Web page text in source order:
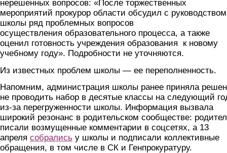
нерешенных вопросов: «После торжественных
мероприятий прокурор области обсудил с руководством
школы ряд проблемных вопросов
осуществления образовательного процесса, а также
оценил готовность учреждения образования к новому
учебному году». Подробности не уточняются.
Из известных проблем школы — ее переполненность.
Напомним, администрация школы ранее приняла
не проводить набор в десятые классы на следующий
из-за перегруженности школы. Информация вызвала
широкий резонанс в родительском сообществе:
писали возмущенные комментарии в соцсетях, а 13
апреля собрались у школы и подписали коллективные
обращения, в том числе в СК и Генпрокуратуру.